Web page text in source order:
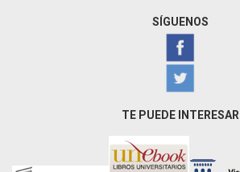
SÍGUENOS
TE PUEDE INTERESAR